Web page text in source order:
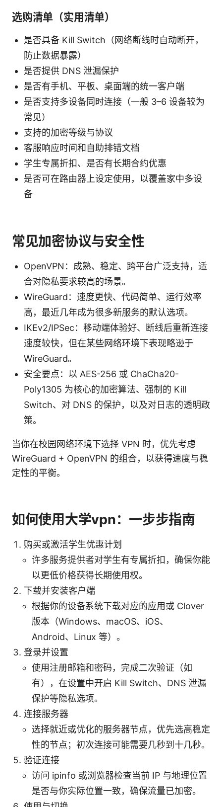
选购清单（实用清单）
是否具备 Kill Switch（网络断线时自动断开，
防止数据暴露）
是否提供 DNS 泄漏保护
是否有手机、平板、桌面端的统一客户端
是否支持多设备同时连接（一般 3–6 设备较为
常见）
支持的加密等级与协议
客服响应时间和自助排错文档
学生专属折扣、是否有长期合约优惠
是否可在路由器上设定使用，以覆盖家中多设
备
常见加密协议与安全性
OpenVPN：成熟、稳定、跨平台广泛支持，适
合对隐私要求较高的场景。
WireGuard：速度更快、代码简单、运行效率
高，最近几年成为很多新服务的默认选项。
IKEv2/IPSec：移动端体验好、断线后重新连接
速度较快，但在某些网络环境下表现略逊于
WireGuard。
安全要点：以 AES-256 或 ChaCha20-
Poly1305 为核心的加密算法、强制的 Kill
Switch、对 DNS 的保护，以及对日志的透明政
策。
当你在校园网络环境下选择 VPN 时，优先考虑
WireGuard + OpenVPN 的组合，以获得速度与稳
定性的平衡。
如何使用大学vpn：一步步指南
购买或激活学生优惠计划
许多服务提供者对学生有专属折扣，确保你能
以更低价格获得长期使用权。
下载并安装客户端
根据你的设备系统下载对应的应用或 Clover
版本（Windows、macOS、iOS、
Android、Linux 等）。
登录并设置
使用注册邮箱和密码，完成二次验证（如
有），在设置中开启 Kill Switch、DNS 泄漏
保护等隐私选项。
连接服务器
选择就近或优化的服务器节点，优先选高稳定
性的节点；初次连接可能需要几秒到十几秒。
验证连接
访问 ipinfo 或浏览器检查当前 IP 与地理位置
是否与你实际位置一致，确保流量已加密。